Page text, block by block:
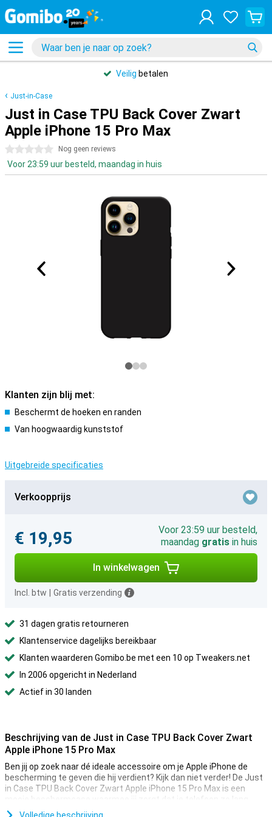
Veilig betalen
Just-in-Case
Just in Case TPU Back Cover Zwart
Apple iPhone 15 Pro Max
0 sterren Nog geen reviews
Voor 23:59 uur besteld, maandag in huis
Klanten zijn blij met:
Beschermt de hoeken en randen
Van hoogwaardig kunststof
Uitgebreide specificaties
Verkoopprijs
€ 19,95
Voor 23:59 uur besteld,
maandag gratis in huis
In winkelwagen
Incl. btw Gratis verzending
31 dagen gratis retourneren
Klantenservice dagelijks bereikbaar
Klanten waarderen Gomibo.be met een 10 op Tweakers.net
In 2006 opgericht in Nederland
Actief in 30 landen
Beschrijving van de Just in Case TPU Back Cover Zwart
Apple iPhone 15 Pro Max
Ben jij op zoek naar dé ideale accessoire om je Apple iPhone de
bescherming te geven die hij verdient? Kijk dan niet verder! De Just
in Case TPU Back Cover Zwart Apple iPhone 15 Pro Max is een
mooie beschermcase waarmee jij zorgt dat je telefoon zo lang
mogelijk mee gaat.